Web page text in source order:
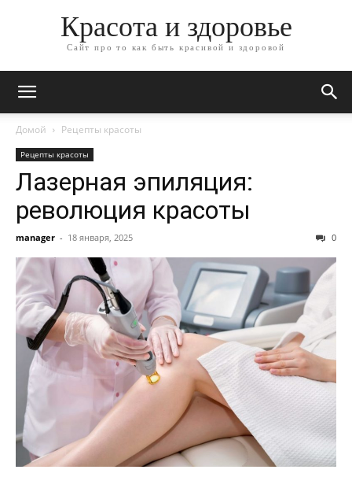
Красота и здоровье
Сайт про то как быть красивой и здоровой
Домой Рецепты красоты
Рецепты красоты
Лазерная эпиляция:
революция красоты
manager - 18 января, 2025 0